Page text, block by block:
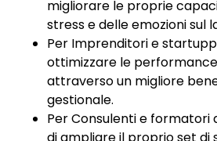
migliorare le proprie
stress e delle emozioni sul
Per Imprenditori e
ottimizzare le
attraverso un migliore
gestionale.
Per Consulenti e formatori